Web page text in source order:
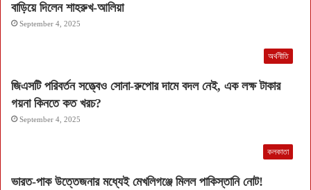
বাড়িয়ে দিলেন শাহরুখ-আলিয়া
September 4, 2025
অর্থনীতি
জিএসটি পরিবর্তন সত্ত্বেও সোনা-রুপোর দামে বদল নেই, এক লক্ষ টাকার
গয়না কিনতে কত খরচ?
September 4, 2025
কলকাতা
ভারত-পাক উত্তেজনার মধ্যেই মেখলিগঞ্জে মিলল পাকিস্তানি নোট!